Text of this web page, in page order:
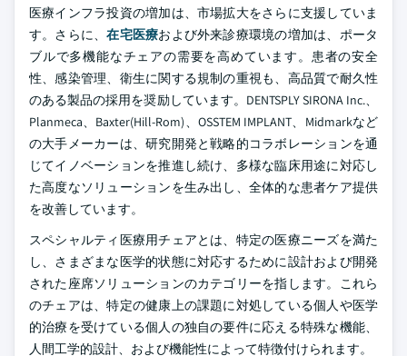
医療インフラ投資の増加は、市場拡大をさらに支援していま
す。さらに、在宅医療および外来診療環境の増加は、ポータ
ブルで多機能なチェアの需要を高めています。患者の安全
性、感染管理、衛生に関する規制の重視も、高品質で耐久性
のある製品の採用を奨励しています。DENTSPLY SIRONA Inc.、
Planmeca、Baxter(Hill-Rom)、OSSTEM IMPLANT、Midmarkなど
の大手メーカーは、研究開発と戦略的コラボレーションを通
じてイノベーションを推進し続け、多様な臨床用途に対応し
た高度なソリューションを生み出し、全体的な患者ケア提供
を改善しています。
スペシャルティ医療用チェアとは、特定の医療ニーズを満た
し、さまざまな医学的状態に対応するために設計および開発
された座席ソリューションのカテゴリーを指します。これら
のチェアは、特定の健康上の課題に対処している個人や医学
的治療を受けている個人の独自の要件に応える特殊な機能、
人間工学的設計、および機能性によって特徴付けられます。